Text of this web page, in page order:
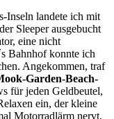
Inseln landete ich mit
Sleeper ausgebucht
eine nicht
Bahnhof konnte ich
Angekommen, traf
Garden-Beach-
für jeden Geldbeutel,
ein, der kleine
Motorradlärm nervt,